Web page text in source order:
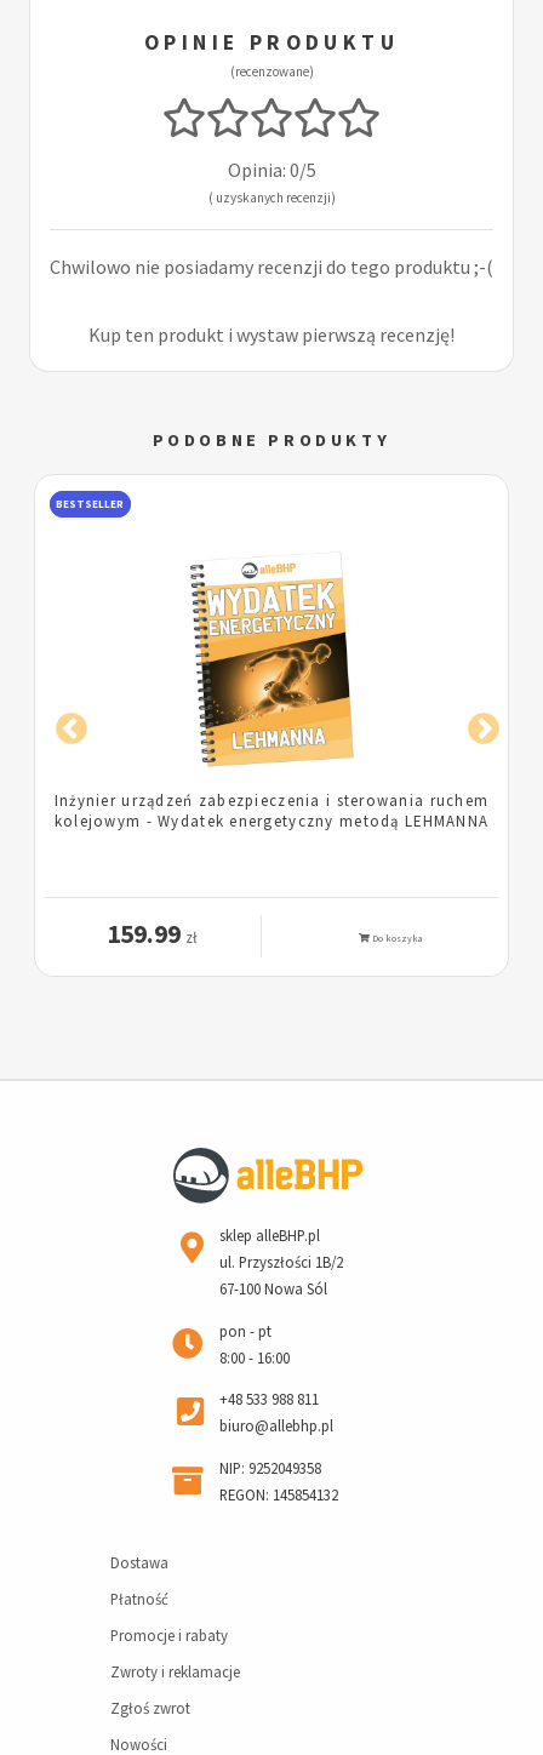
OPINIE PRODUKTU
(recenzowane)
Opinia: 0/5
( uzyskanych recenzji)
Chwilowo nie posiadamy recenzji do tego produktu ;-(
Kup ten produkt i wystaw pierwszą recenzję!
PODOBNE PRODUKTY
BESTSELLER
Pielęgniarka - Wydatek energetyczny metodą
LEHMANNA
159.99 zł Do koszyka
sklep alleBHP.pl
ul. Przyszłości 1B/2
67-100 Nowa Sól
pon - pt
8:00 - 16:00
+48 533 988 811
biuro@allebhp.pl
NIP: 9252049358
REGON: 145854132
Dostawa
Płatność
Promocje i rabaty
Zwroty i reklamacje
Zgłoś zwrot
Nowości